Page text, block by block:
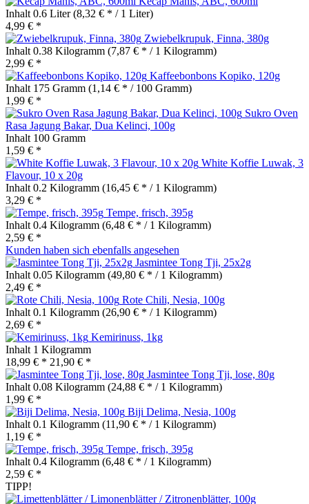
Inhalt 0.6 Liter(8,32 € * / 1 Liter)
4,99 € *
Zwiebelkrupuk, Finna, 380g
Inhalt 0.38 Kilogramm (7,87 € * / 1 Kilogramm)
2,99 € *
Kaffeebonbons Kopiko, 120g
Inhalt 175 Gramm (1,14 € * / 100 Gramm)
1,99 € *
Sukro Oven
Rasa Jagung Bakar, Dua Kelinci, 100g
Inhalt 100 Gramm
1,59 € *
White Koffie Luwak, 3
Flavour, 10 x 20g
Inhalt 0.2 Kilogramm (16,45 € * / 1 Kilogramm)
3,29 € *
Tempe, frisch, 395g
Inhalt 0.4 Kilogramm (6,48 € * / 1 Kilogramm)
2,59 € *
Kunden haben sich ebenfalls angesehen
Jasmintee Tong Tji, 25x2g
Inhalt 0.05 Kilogramm (49,80 € * / 1 Kilogramm)
2,49 € *
Rote Chili, Nesia, 100g
Inhalt 0.1 Kilogramm (26,90 € * / 1 Kilogramm)
2,69 € *
Kemirinuss, 1kg
Inhalt 1 Kilogramm
18,99 € * 21,90 € *
Jasmintee Tong Tji, lose, 80g
Inhalt 0.08 Kilogramm (24,88 € * / 1 Kilogramm)
1,99 € *
Biji Delima, Nesia, 100g
Inhalt 0.1 Kilogramm (11,90 € * / 1 Kilogramm)
1,19 € *
Tempe, frisch, 395g
Inhalt 0.4 Kilogramm (6,48 € * / 1 Kilogramm)
2,59 € *
TIPP!